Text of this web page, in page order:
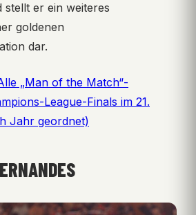
stellt er ein weiteres
goldenen
dar.
„Man of the Match“-
League-Finals im 21.
Jahr geordnet)